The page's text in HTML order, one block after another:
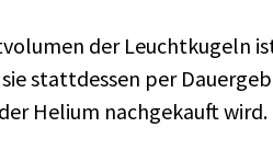
der Leucht­ku­geln
statt­des­sen per
He­li­um nach­ge­kauft